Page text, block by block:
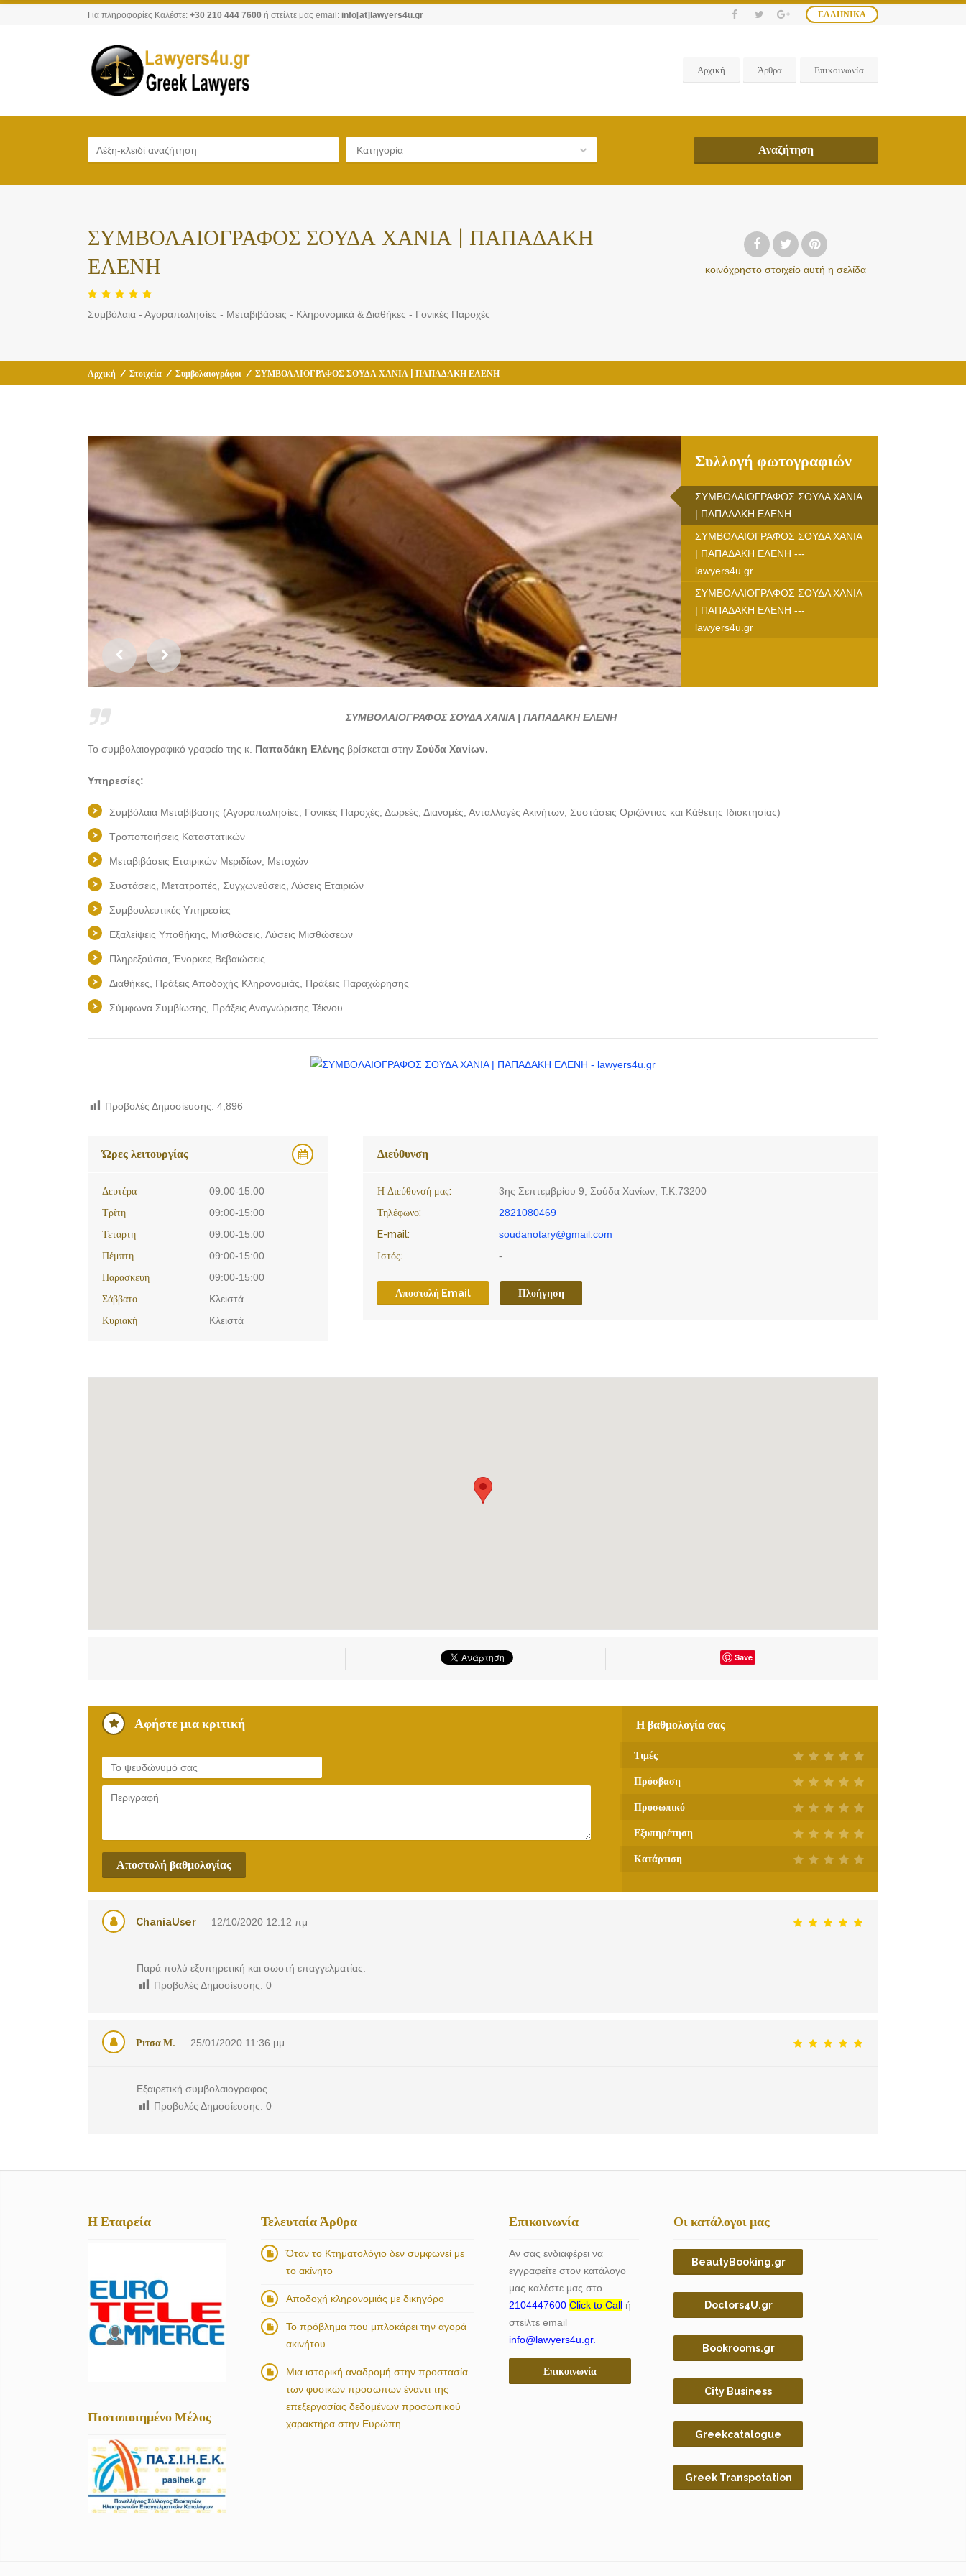
ΕΛΛΗΝΙΚΆ
Για πληροφορίες Καλέστε: +30 210 444 7600 ή στείλτε μας email: info[at]lawyers4u.gr
Αρχική Άρθρα Επικοινωνία
Κατηγορία Αναζήτηση
ΣΥΜΒΟΛΑΙΟΓΡΑΦΟΣ ΣΟΥΔΑ ΧΑΝΙΑ | ΠΑΠΑΔΑΚΗ
ΕΛΕΝΗ
Συμβόλαια - Αγοραπωλησίες - Μεταβιβάσεις - Κληρονομικά & Διαθήκες - Γονικές Παροχές
κοινόχρηστο στοιχείο αυτή η σελίδα
Αρχική / Στοιχεία / Συμβολαιογράφοι / ΣΥΜΒΟΛΑΙΟΓΡΑΦΟΣ ΣΟΥΔΑ ΧΑΝΙΑ | ΠΑΠΑΔΑΚΗ ΕΛΕΝΗ
Συλλογή φωτογραφιών
ΣΥΜΒΟΛΑΙΟΓΡΑΦΟΣ ΣΟΥΔΑ ΧΑΝΙΑ
| ΠΑΠΑΔΑΚΗ ΕΛΕΝΗ
ΣΥΜΒΟΛΑΙΟΓΡΑΦΟΣ ΣΟΥΔΑ ΧΑΝΙΑ
| ΠΑΠΑΔΑΚΗ ΕΛΕΝΗ ---
lawyers4u.gr
ΣΥΜΒΟΛΑΙΟΓΡΑΦΟΣ ΣΟΥΔΑ ΧΑΝΙΑ
| ΠΑΠΑΔΑΚΗ ΕΛΕΝΗ ---
lawyers4u.gr
ΣΥΜΒΟΛΑΙΟΓΡΑΦΟΣ ΣΟΥΔΑ ΧΑΝΙΑ | ΠΑΠΑΔΑΚΗ ΕΛΕΝΗ
Το συμβολαιογραφικό γραφείο της κ. Παπαδάκη Ελένης βρίσκεται στην Σούδα Χανίων.
Υπηρεσίες:
Συμβόλαια Μεταβίβασης (Αγοραπωλησίες, Γονικές Παροχές, Δωρεές, Διανομές, Ανταλλαγές Ακινήτων, Συστάσεις Οριζόντιας και Κάθετης Ιδιοκτησίας)
Τροποποιήσεις Καταστατικών
Μεταβιβάσεις Εταιρικών Μεριδίων, Μετοχών
Συστάσεις, Μετατροπές, Συγχωνεύσεις, Λύσεις Εταιριών
Συμβουλευτικές Υπηρεσίες
Εξαλείψεις Υποθήκης, Μισθώσεις, Λύσεις Μισθώσεων
Πληρεξούσια, Ένορκες Βεβαιώσεις
Διαθήκες, Πράξεις Αποδοχής Κληρονομιάς, Πράξεις Παραχώρησης
Σύμφωνα Συμβίωσης, Πράξεις Αναγνώρισης Τέκνου
Προβολές Δημοσίευσης: 4,896
Ώρες λειτουργίας
Δευτέρα
09:00-15:00
Τρίτη
09:00-15:00
Τετάρτη
09:00-15:00
Πέμπτη
09:00-15:00
Παρασκευή
09:00-15:00
Σάββατο
Κλειστά
Κυριακή
Κλειστά
Διεύθυνση
Η Διεύθυνσή μας:
3ης Σεπτεμβρίου 9, Σούδα Χανίων, Τ.Κ.73200
Τηλέφωνο:
2821080469
E-mail:
soudanotary@gmail.com
Ιστός:
-
Αποστολή Email Πλοήγηση
Save
Αφήστε μια κριτική Η βαθμολογία σας
Τιμές
Πρόσβαση
Προσωπικό
Εξυπηρέτηση
Κατάρτιση
Αποστολή βαθμολογίας
ChaniaUser 12/10/2020 12:12 πμ
Παρά πολύ εξυπηρετική και σωστή επαγγελματίας.
Προβολές Δημοσίευσης: 0
Ριτσα Μ. 25/01/2020 11:36 μμ
Εξαιρετική συμβολαιογραφος.
Προβολές Δημοσίευσης: 0
Η Εταιρεία
Πιστοποιημένο Μέλος
Τελευταία Άρθρα
Όταν το Κτηματολόγιο δεν συμφωνεί με
το ακίνητο
Αποδοχή κληρονομιάς με δικηγόρο
Το πρόβλημα που μπλοκάρει την αγορά
ακινήτου
Μια ιστορική αναδρομή στην προστασία
των φυσικών προσώπων έναντι της
επεξεργασίας δεδομένων προσωπικού
χαρακτήρα στην Ευρώπη
Επικοινωνία
Αν σας ενδιαφέρει να
εγγραφείτε στον κατάλογο
μας καλέστε μας στο
2104447600 Click to Callή
στείλτε email
info@lawyers4u.gr.
Επικοινωνία
Οι κατάλογοι μας
BeautyBooking.gr
Doctors4U.gr
Bookrooms.gr
City Business
Greekcatalogue
Greek Transpotation